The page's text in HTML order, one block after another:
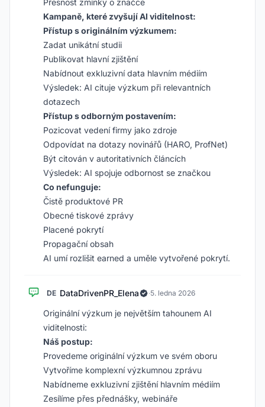
Přesnost zmínky o značce
Kampaně, které zvyšují AI viditelnost:
Přístup s originálním výzkumem:
Zadat unikátní studii
Publikovat hlavní zjištění
Nabídnout exkluzivní data hlavním médiím
Výsledek: AI cituje výzkum při relevantních
dotazech
Přístup s odborným postavením:
Pozicovat vedení firmy jako zdroje
Odpovídat na dotazy novinářů (HARO, ProfNet)
Být citován v autoritativních článcích
Výsledek: AI spojuje odbornost se značkou
Co nefunguje:
Čistě produktové PR
Obecné tiskové zprávy
Placené pokrytí
Propagační obsah
AI umí rozlišit earned a uměle vytvořené pokrytí.
DE DataDrivenPR_Elena ·5. ledna 2026
Originální výzkum je největším tahounem AI
viditelnosti:
Náš postup:
Provedeme originální výzkum ve svém oboru
Vytvoříme komplexní výzkumnou zprávu
Nabídneme exkluzivní zjištění hlavním médiím
Zesílíme přes přednášky, webináře